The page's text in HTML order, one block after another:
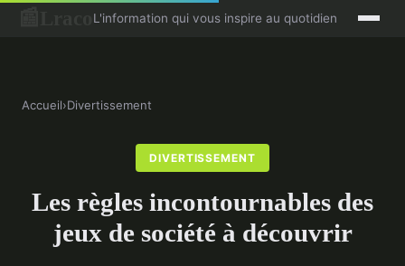
L'information qui vous inspire au quotidien
Accueil›Divertissement
DIVERTISSEMENT
Les règles incontournables des
jeux de société à découvrir